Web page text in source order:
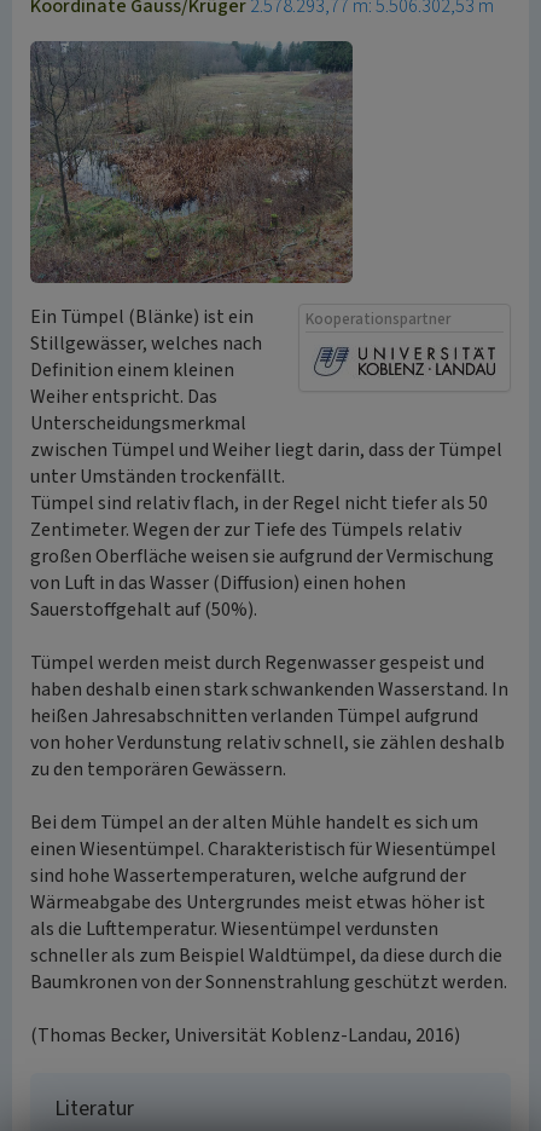
Koordinate Gauss/Krüger2.578.293,77 m: 5.506.302,53 m
Kooperationspartner
Ein Tümpel (Blänke) ist ein
Stillgewässer, welches nach
Definition einem kleinen
Weiher entspricht. Das
Unterscheidungsmerkmal
zwischen Tümpel und Weiher liegt darin, dass der Tümpel
unter Umständen trockenfällt.
Tümpel sind relativ flach, in der Regel nicht tiefer als 50
Zentimeter. Wegen der zur Tiefe des Tümpels relativ
großen Oberfläche weisen sie aufgrund der Vermischung
von Luft in das Wasser (Diffusion) einen hohen
Sauerstoffgehalt auf (50%).
Tümpel werden meist durch Regenwasser gespeist und
haben deshalb einen stark schwankenden Wasserstand. In
heißen Jahresabschnitten verlanden Tümpel aufgrund
von hoher Verdunstung relativ schnell, sie zählen deshalb
zu den temporären Gewässern.
Bei dem Tümpel an der alten Mühle handelt es sich um
einen Wiesentümpel. Charakteristisch für Wiesentümpel
sind hohe Wassertemperaturen, welche aufgrund der
Wärmeabgabe des Untergrundes meist etwas höher ist
als die Lufttemperatur. Wiesentümpel verdunsten
schneller als zum Beispiel Waldtümpel, da diese durch die
Baumkronen von der Sonnenstrahlung geschützt werden.
(Thomas Becker, Universität Koblenz-Landau, 2016)
Literatur